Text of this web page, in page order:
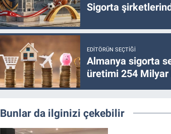
Sigorta
EDITÖRÜN SEÇTIĞI
Almanya sigorta
üretimi 254 Milyar
Bunlar da ilginizi çekebilir